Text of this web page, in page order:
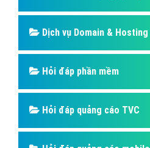
Dịch vụ Domain & Hosting
Hỏi đáp phần mềm
Hỏi đáp quảng cáo TVC